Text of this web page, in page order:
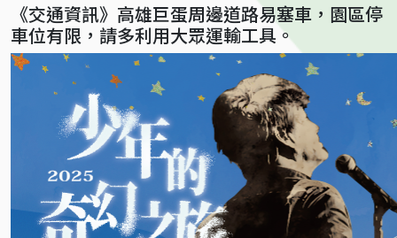
《交通資訊》高雄巨蛋周邊道路易塞車，園區停
車位有限，請多利用大眾運輸工具。